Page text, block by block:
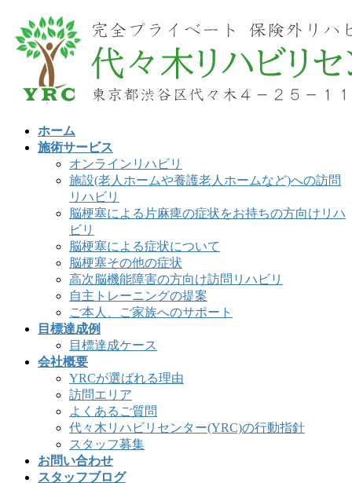
ン
テ
ビ
ゲ
ホーム
施術サービス
オンラインリハビリ
施設(老人ホームや養護老人ホームなど)への訪問
リハビリ
脳梗塞による片麻痺の症状をお持ちの方向けリハ
ビリ
脳梗塞による症状について
脳梗塞その他の症状
高次脳機能障害の方向け訪問リハビリ
自主トレーニングの提案
ご本人、ご家族へのサポート
目標達成例
目標達成ケース
会社概要
YRCが選ばれる理由
訪問エリア
よくあるご質問
代々木リハビリセンター(YRC)の行動指針
スタッフ募集
お問い合わせ
スタッフブログ